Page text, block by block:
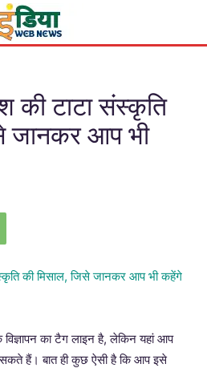
की टाटा संस्कृति
जानकर आप भी
का टैग लाइन है, लेकिन यहां आप
सकते हैं। बात ही कुछ ऐसी है कि आप इसे